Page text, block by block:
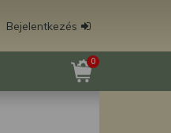
Bejelentkezés
0